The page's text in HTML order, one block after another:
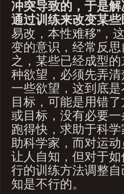
冲突导致的，于是
通过训练来改变某
易改，本性难移”，
变的意识，经常反
之，某些已经成型
种欲望，必须先弄
一些欲望，这到底
目标，可能是用错
或目标，没有必要
跑得快，求助于科
助科学家，而对运
让人自知，但对于
行的训练方法调整
知是不行的。